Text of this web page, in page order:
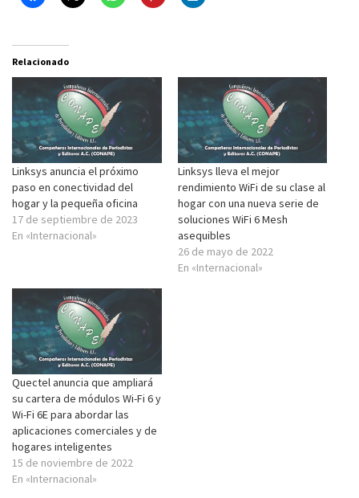
Relacionado
Linksys anuncia el próximo
paso en conectividad del
hogar y la pequeña oficina
17 de septiembre de 2023
En «Internacional»
Linksys lleva el mejor
rendimiento WiFi de su clase al
hogar con una nueva serie de
soluciones WiFi 6 Mesh
asequibles
26 de mayo de 2022
En «Internacional»
Quectel anuncia que ampliará
su cartera de módulos Wi-Fi 6 y
Wi-Fi 6E para abordar las
aplicaciones comerciales y de
hogares inteligentes
15 de noviembre de 2022
En «Internacional»